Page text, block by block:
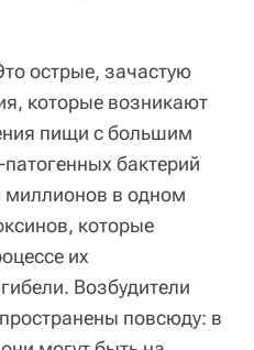
острые, зачастую
которые возникают
пищи с большим
бактерий
миллионов в одном
которые
их
Возбудители
повсюду: в